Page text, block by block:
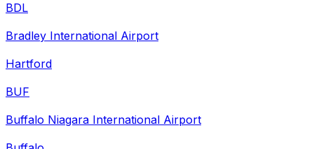
BDL
Bradley International Airport
Hartford
BUF
Buffalo Niagara International Airport